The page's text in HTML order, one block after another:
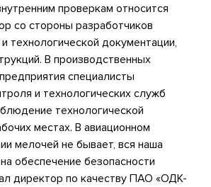
проверкам относится
со стороны разработчиков
технологической документации,
В производственных
специалисты
и технологических служб
технологической
местах. В авиационном
мелочей не бывает, вся наша
обеспечение безопасности
директор по качеству ПАО «ОДК-